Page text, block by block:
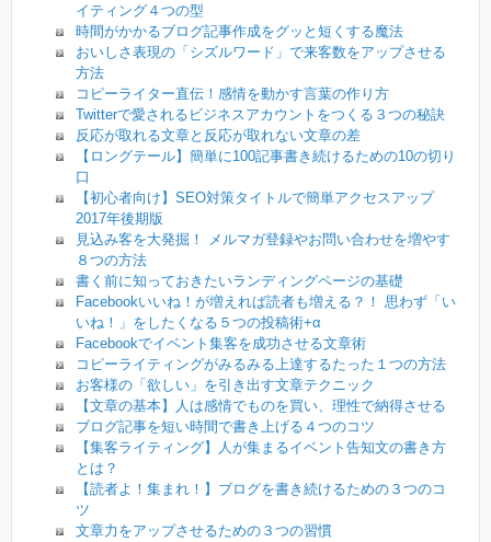
イティング４つの型
時間がかかるブログ記事作成をグッと短くする魔法
おいしさ表現の「シズルワード」で来客数をアップさせる
方法
コピーライター直伝！感情を動かす言葉の作り方
Twitterで愛されるビジネスアカウントをつくる３つの秘訣
反応が取れる文章と反応が取れない文章の差
【ロングテール】簡単に100記事書き続けるための10の切り
口
【初心者向け】SEO対策タイトルで簡単アクセスアップ
2017年後期版
見込み客を大発掘！ メルマガ登録やお問い合わせを増やす
８つの方法
書く前に知っておきたいランディングページの基礎
Facebookいいね！が増えれば読者も増える？！ 思わず「い
いね！」をしたくなる５つの投稿術+α
Facebookでイベント集客を成功させる文章術
コピーライティングがみるみる上達するたった１つの方法
お客様の「欲しい」を引き出す文章テクニック
【文章の基本】人は感情でものを買い、理性で納得させる
ブログ記事を短い時間で書き上げる４つのコツ
【集客ライティング】人が集まるイベント告知文の書き方
とは？
【読者よ！集まれ！】ブログを書き続けるための３つのコ
ツ
文章力をアップさせるための３つの習慣